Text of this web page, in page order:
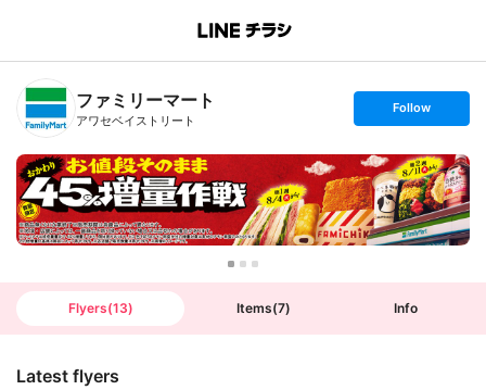
B
n
T
ファミリーマート
アワセベイストリート
s
t
o
l
l
o
w
Follow
Flyers(13) Items(7) Info
Latest flyers